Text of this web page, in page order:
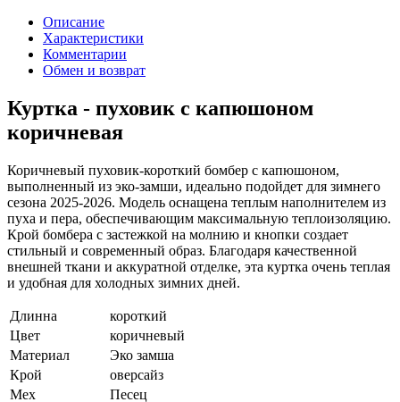
Описание
Характеристики
Комментарии
Обмен и возврат
Куртка - пуховик с капюшоном
коричневая
Коричневый пуховик-короткий бомбер с капюшоном,
выполненный из эко-замши, идеально подойдет для зимнего
сезона 2025-2026. Модель оснащена теплым наполнителем из
пуха и пера, обеспечивающим максимальную теплоизоляцию.
Крой бомбера с застежкой на молнию и кнопки создает
стильный и современный образ. Благодаря качественной
внешней ткани и аккуратной отделке, эта куртка очень теплая
и удобная для холодных зимних дней.
Длинна
короткий
Цвет
коричневый
Материал
Эко замша
Крой
оверсайз
Мех
Песец